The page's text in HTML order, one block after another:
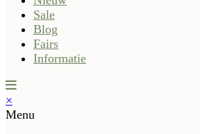
Sale
Blog
Fairs
Informatie
×
Menu